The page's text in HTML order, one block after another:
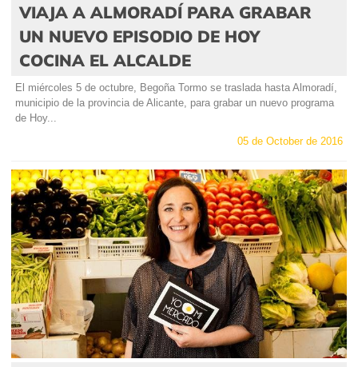
VIAJA A ALMORADÍ PARA GRABAR
UN NUEVO EPISODIO DE HOY
COCINA EL ALCALDE
El miércoles 5 de octubre, Begoña Tormo se traslada hasta Almoradí,
municipio de la provincia de Alicante, para grabar un nuevo programa
de Hoy...
05 de October de 2016